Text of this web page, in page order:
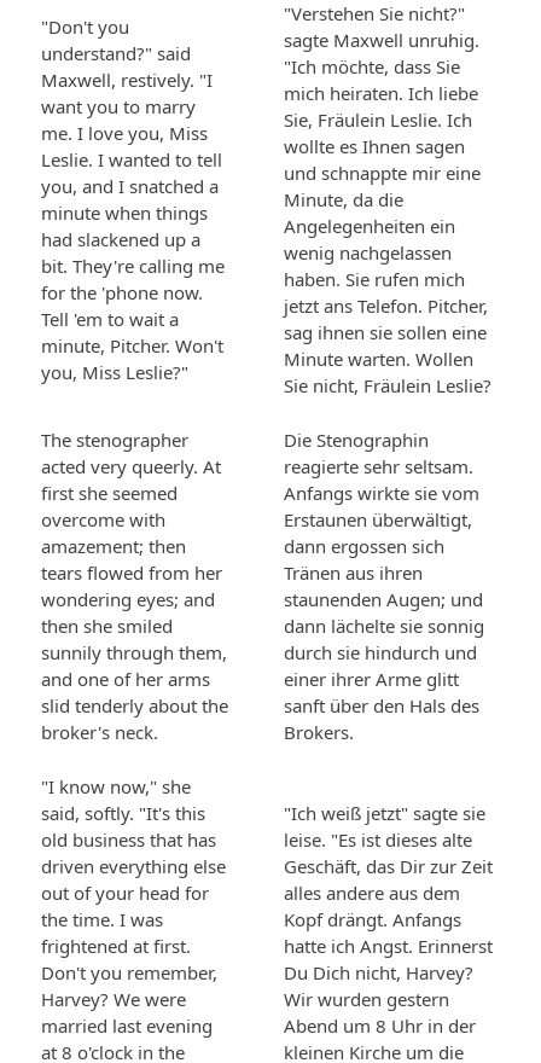
"Don't you
understand?" said
Maxwell, restively. "I
want you to marry
me. I love you, Miss
Leslie. I wanted to tell
you, and I snatched a
minute when things
had slackened up a
bit. They're calling me
for the 'phone now.
Tell 'em to wait a
minute, Pitcher. Won't
you, Miss Leslie?"
"Verstehen Sie nicht?"
sagte Maxwell unruhig.
"Ich möchte, dass Sie
mich heiraten. Ich liebe
Sie, Fräulein Leslie. Ich
wollte es Ihnen sagen
und schnappte mir eine
Minute, da die
Angelegenheiten ein
wenig nachgelassen
haben. Sie rufen mich
jetzt ans Telefon. Pitcher,
sag ihnen sie sollen eine
Minute warten. Wollen
Sie nicht, Fräulein Leslie?
The stenographer
acted very queerly. At
first she seemed
overcome with
amazement; then
tears flowed from her
wondering eyes; and
then she smiled
sunnily through them,
and one of her arms
slid tenderly about the
broker's neck.
Die Stenographin
reagierte sehr seltsam.
Anfangs wirkte sie vom
Erstaunen überwältigt,
dann ergossen sich
Tränen aus ihren
staunenden Augen; und
dann lächelte sie sonnig
durch sie hindurch und
einer ihrer Arme glitt
sanft über den Hals des
Brokers.
"I know now," she
said, softly. "It's this
old business that has
driven everything else
out of your head for
the time. I was
frightened at first.
Don't you remember,
Harvey? We were
married last evening
at 8 o'clock in the
"Ich weiß jetzt" sagte sie
leise. "Es ist dieses alte
Geschäft, das Dir zur Zeit
alles andere aus dem
Kopf drängt. Anfangs
hatte ich Angst. Erinnerst
Du Dich nicht, Harvey?
Wir wurden gestern
Abend um 8 Uhr in der
kleinen Kirche um die